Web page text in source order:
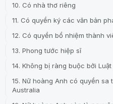
10. Có nhà thơ riêng
11. Có quyền ký các văn bản
12. Có quyền bổ nhiệm thành
13. Phong tước hiệp sĩ
14. Không bị ràng buộc bởi
15. Nữ hoàng Anh có quyền
Australia